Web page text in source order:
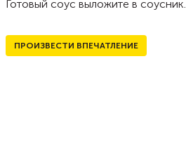
Готовый соус выложите в соусник.
ПРОИЗВЕСТИ ВПЕЧАТЛЕНИЕ